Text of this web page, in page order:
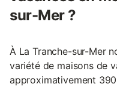
sur-Mer ?
À La Tranche-sur-Mer
variété de maisons de
approximativement